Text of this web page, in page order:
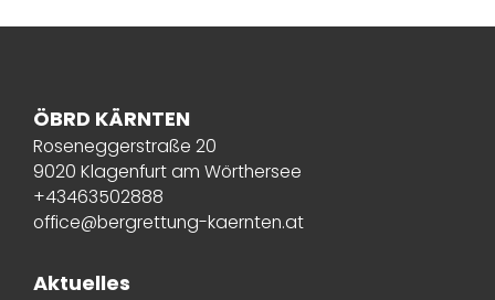
ÖBRD KÄRNTEN
Roseneggerstraße 20
9020 Klagenfurt am Wörthersee
+43463502888
office@bergrettung-kaernten.at
Aktuelles